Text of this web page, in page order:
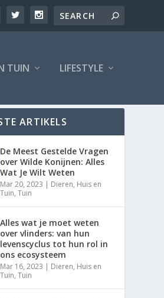
TUIN LIFESTYLE
ARTIKELS
De Meest Gestelde Vragen
over Wilde Konijnen: Alles
Wat Je Wilt Weten
Mar 20, 2023 | Dieren, Huis en
Tuin,Tuin
Alles wat je moet weten
over vlinders: van hun
levenscyclus tot hun rol in
ons ecosysteem
Mar 16, 2023 | Dieren, Huis en
Tuin,Tuin